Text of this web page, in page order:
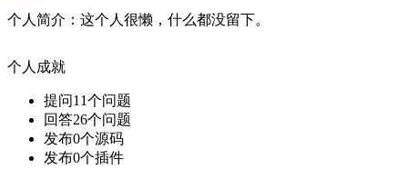
个人简介： 这个人很懒，什么都没留下。
个人成就
提问11个问题
回答26个问题
发布0个源码
发布0个插件